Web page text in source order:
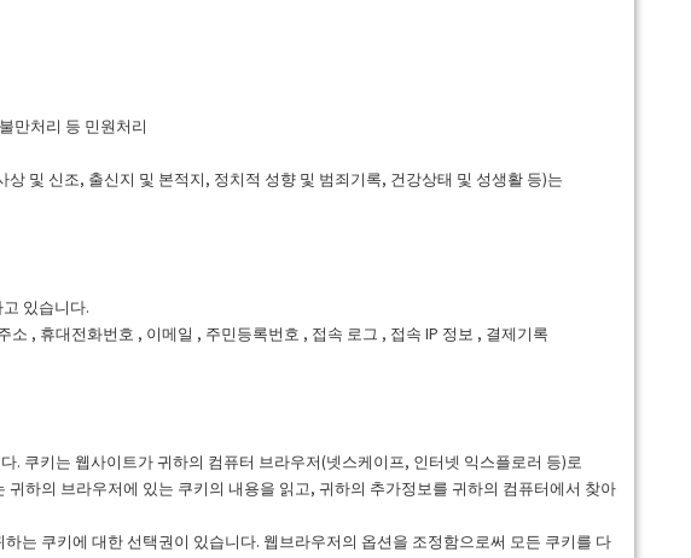
만처리 등 민원처리
및 신조, 출신지 및 본적지, 정치적 성향 및 범죄기록, 건강상태 및 성생활 등)는
있습니다.
, 휴대전화번호 , 이메일 , 주민등록번호 , 접속 로그 , 접속 IP 정보 , 결제기록
쿠키는 웹사이트가 귀하의 컴퓨터 브라우저(넷스케이프, 인터넷 익스플로러 등)로
하의 브라우저에 있는 쿠키의 내용을 읽고, 귀하의 추가정보를 귀하의 컴퓨터에서 찾아
는 쿠키에 대한 선택권이 있습니다. 웹브라우저의 옵션을 조정함으로써 모든 쿠키를 다